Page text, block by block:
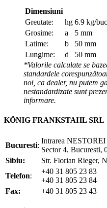
Dimensiuni
Greutate:
hg 6.9 kg/buc
Grosime:
a
5 mm
Latime:
b
50 mm
Lungime:
d
50 mm
*Valorile calculate se
standardele
noi, ca dealer, nu putem
nestandardizate sunt
informare.
KÖNIG FRANKSTAHL SRL
Bucuresti:
Intrarea NESTOREI
Sector 4, Bucuresti,
Sibiu:
Str. Florian Rieger,
Telefon:
+40 31 805 23 83
+40 31 805 23 84
Fax:
+40 31 805 23 43